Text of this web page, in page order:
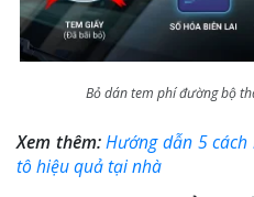
Bỏ dán tem phí đường bộ
Xem thêm:Hướng dẫn 5
tô hiệu quả tại nhà